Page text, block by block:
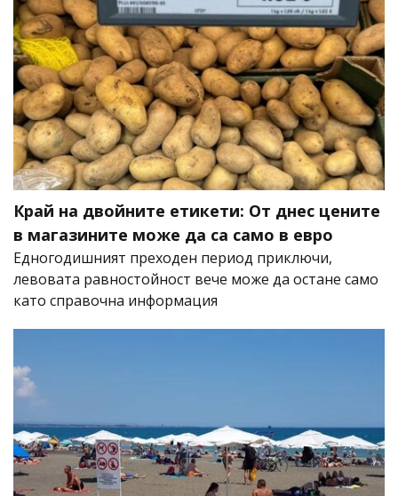
Край на двойните етикети: От днес цените
в магазините може да са само в евро
Едногодишният преходен период приключи,
левовата равностойност вече може да остане само
като справочна информация